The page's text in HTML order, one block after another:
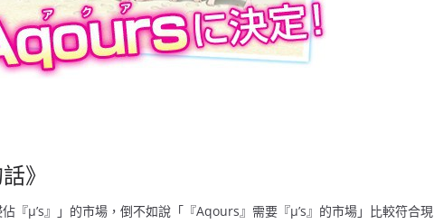
》
『μ’s』」的市場，倒不如說「『Aqours』需要『μ’s』的市場」比較符合現